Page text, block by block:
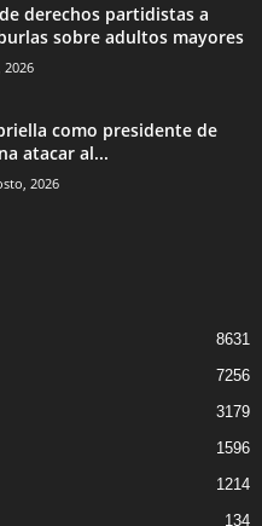
derechos partidistas a
sobre adultos mayores
2026
como presidente de
atacar al...
2026
8631
7256
3179
1596
1214
134